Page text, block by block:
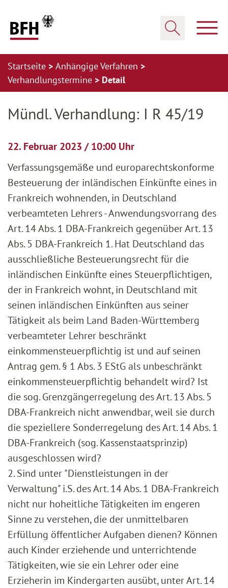
Startseite
Anhängige Verfahren
Verhandlungstermine
Detail
Mündl. Verhandlung: I R 45/19
22. Februar 2023 / 10:00 Uhr
Verfassungsgemäße und europarechtskonforme
Besteuerung der inländischen Einkünfte eines in
Frankreich wohnenden, in Deutschland
verbeamteten Lehrers - Anwendungsvorrang des
Art. 14 Abs. 1 DBA-Frankreich gegenüber Art. 13
Abs. 5 DBA-Frankreich 1. Hat Deutschland das
ausschließliche Besteuerungsrecht für die
inländischen Einkünfte eines Steuerpflichtigen,
der in Frankreich wohnt, in Deutschland mit
seinen inländischen Einkünften aus seiner
Tätigkeit als beim Land Baden-Württemberg
verbeamteter Lehrer beschränkt
einkommensteuerpflichtig ist und auf seinen
Antrag gem. § 1 Abs. 3 EStG als unbeschränkt
einkommensteuerpflichtig behandelt wird? Ist
die sog. Grenzgängerregelung des Art. 13 Abs. 5
DBA-Frankreich nicht anwendbar, weil sie durch
die speziellere Sonderregelung des Art. 14 Abs. 1
DBA-Frankreich (sog. Kassenstaatsprinzip)
ausgeschlossen wird?
2. Sind unter "Dienstleistungen in der
Verwaltung" i.S. des Art. 14 Abs. 1 DBA-Frankreich
nicht nur hoheitliche Tätigkeiten im engeren
Sinne zu verstehen, die der unmittelbaren
Erfüllung öffentlicher Aufgaben dienen? Können
auch Kinder erziehende und unterrichtende
Tätigkeiten, wie sie ein Lehrer oder eine
Erzieherin im Kindergarten ausübt, unter Art. 14